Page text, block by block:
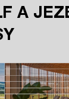
F A
Y